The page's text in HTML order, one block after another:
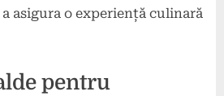
asigura o experiență culinară
pentru